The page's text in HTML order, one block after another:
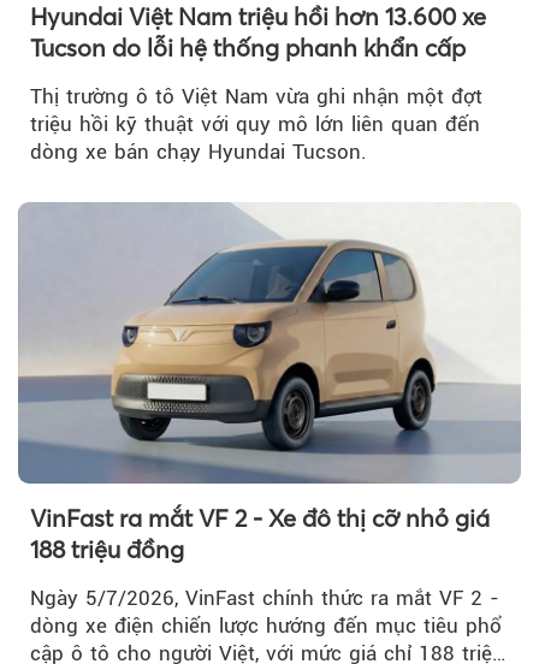
Hyundai Việt Nam triệu hồi hơn 13.600 xe
Tucson do lỗi hệ thống phanh khẩn cấp
Thị trường ô tô Việt Nam vừa ghi nhận một đợt
triệu hồi kỹ thuật với quy mô lớn liên quan đến
dòng xe bán chạy Hyundai Tucson.
VinFast ra mắt VF 2 - Xe đô thị cỡ nhỏ giá
188 triệu đồng
Ngày 5/7/2026, VinFast chính thức ra mắt VF 2 -
dòng xe điện chiến lược hướng đến mục tiêu phổ
cập ô tô cho người Việt, với mức giá chỉ 188 triệu